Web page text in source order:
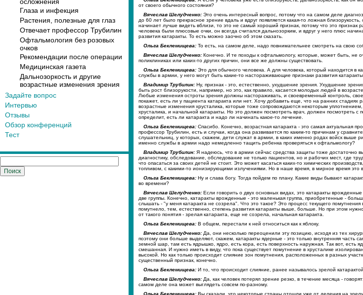
Глаза и инфекция
Растения, полезные для глаз
Отвечает профессор Трубилин
Офтальмология без розовых
очков
Рекомендации после операции
Медицинская газета
Дальнозоркость и другие
возрастные изменения зрения
Задайте вопрос
Интервью
Отзывы
Обзор конференций
Тест
от своего обычного состояния?
Вячеслав Шелудченко: Это очень интересный вопрос, потому что на самом деле
до 60 лет было прекрасное зрение вдаль и вдруг появляется какая-то ложная
начинает лучше видеть вблизи, то это не самый хороший признак, потому что это признак
человека были плюсовые очки, он всегда считался дальнозорким, и вдруг у него плюс
развития катаракты. То есть можно заочно об этом сказать.
Ольга Беклемищева: То есть, на самом деле, надо повнимательнее смотреть на свою
Вячеслав Шелудченко: Конечно. И те походы к офтальмологу, которые, может быть, не
поликлиниках или каких-то других причин, они все же должны существовать.
Ольга Беклемищева: Это для обычного человека. А для человека, который находится в
службы в армии, у него могут быть какие-то настораживающие признаки развития
Владимир Трубилин: Ну, признак - это, естественно, ухудшение зрения. Ухудшение
быть рост близорукости, например, но это, как правило, касается молодых людей в
Любые изменения остроты зрения должны настораживать, и своевременный контроль,
покажет, есть ли у пациента катаракта или нет. Хочу добавить еще, что на ранних стадиях
возрастные изменения хрусталика, которые тоже сопровождаются некоторым
хрусталика, и начальной катаракты. Но это должен посмотреть врач, должен посмотреть
определит, есть ли катаракта и надо ли начинать какое-то лечение.
Ольга Беклемищева: Спасибо. Конечно, возрастная катаракта - это самая актуальная
профессор Трубилин, есть и случаи, когда она развивается по каким-то причинам у
слушательниц, у которых, скажем, дети служат в армии, в каких именно родах войск выше
именно службы в армии надо немедленно тащить ребенка проверяться к офтальмологу?
Владимир Трубилин: Я надеюсь, что в армии сейчас средства защиты тоже достаточно
диагностику, обследование, обследование не только пациентов, но и рабочих мест, где
что опасаться за своих детей не стоит. Это может касаться каких-то химических
топливом, с какими-то ионизирующими излучениями. Но в наше время, в мирное время это
Ольга Беклемищева: Ну и слава богу. Тогда пойдем по плану. Какие виды бывают
во времени?
Вячеслав Шелудченко: Если говорить о двух основных видах, это катаракты
две группы. Конечно, катаракты врожденные - это маленькая группа, приобретенные -
слышать - "у меня катаракта не созрела". Что это такое? Это процесс текущего
помутнело, тем, естественно, степень развития катаракты выше, больше. Но при этом
от такого понятия - зрелая катаракта, еще не созрела, начальная катаракта.
Ольга Беклемищева: В общем, перестали к ней относиться как к яблоку.
Вячеслав Шелудченко: Да, они несколько переоценили эту позицию, исходя из тех
поэтому они больше выделяют, скажем, катаракты ядерные - это только внутренняя часть
земной шар, там есть ядрышко, ядро, есть кора, есть поверхность наружная. Так вот, есть
смешанная. И нужно иметь в виду, что пока существует помутнение в хрусталике
высокой. Но как только происходит слияние зон помутнения, расположенных в разных
существенный признак, конечно.
Ольга Беклемищева: И то, что происходит слияние, ранее называлось зрелой катарактой.
Вячеслав Шелудченко: Да, как человек потерял зрение резко, в течение месяца -
самом деле она может выглядеть совсем по-разному.
Ольга Беклемищева: Вы сказали, что некоторые страны отошли уже от деления на